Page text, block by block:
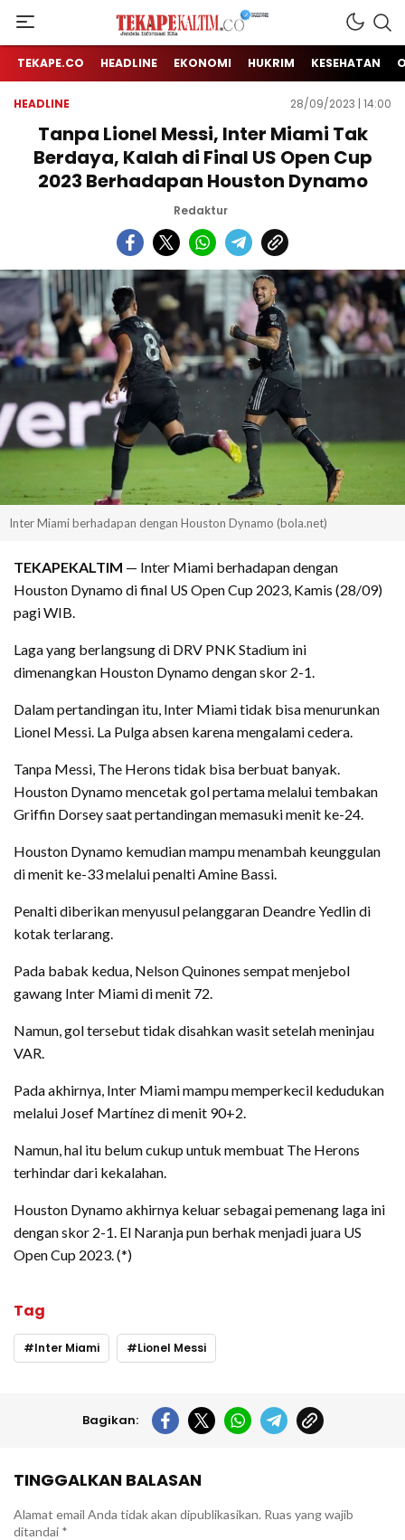
TEKAPE KALTIM
Jendela Informasi Kita
TEKAPE.CO HEADLINE EKONOMI HUKRIM KESEHATAN
HEADLINE 28/09/2023 | 14:00
Tanpa Lionel Messi, Inter Miami Tak
Berdaya, Kalah di Final US Open Cup
2023 Berhadapan Houston Dynamo
Redaktur
Inter Miami berhadapan dengan Houston Dynamo (bola.net)
TEKAPEKALTIM — Inter Miami berhadapan dengan
Houston Dynamo di final US Open Cup 2023, Kamis (28/09)
pagi WIB.
Laga yang berlangsung di DRV PNK Stadium ini
dimenangkan Houston Dynamo dengan skor 2-1.
Dalam pertandingan itu, Inter Miami tidak bisa menurunkan
Lionel Messi. La Pulga absen karena mengalami cedera.
Tanpa Messi, The Herons tidak bisa berbuat banyak.
Houston Dynamo mencetak gol pertama melalui tembakan
Griffin Dorsey saat pertandingan memasuki menit ke-24.
Houston Dynamo kemudian mampu menambah keunggulan
di menit ke-33 melalui penalti Amine Bassi.
Penalti diberikan menyusul pelanggaran Deandre Yedlin di
kotak terlarang.
Pada babak kedua, Nelson Quinones sempat menjebol
gawang Inter Miami di menit 72.
Namun, gol tersebut tidak disahkan wasit setelah meninjau
VAR.
Pada akhirnya, Inter Miami mampu memperkecil kedudukan
melalui Josef Martínez di menit 90+2.
Namun, hal itu belum cukup untuk membuat The Herons
terhindar dari kekalahan.
Houston Dynamo akhirnya keluar sebagai pemenang laga ini
dengan skor 2-1. El Naranja pun berhak menjadi juara US
Open Cup 2023. (*)
Tag
Inter Miami Lionel Messi
Bagikan:
TINGGALKAN BALASAN
Alamat email Anda tidak akan dipublikasikan. Ruas yang wajib
ditandai *